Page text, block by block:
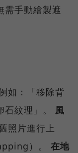
需手動繪製遮
如：「移除背
紋理」。 風
照片進行上
）。 在地